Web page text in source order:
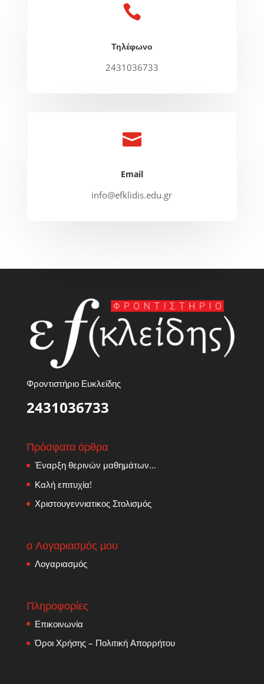

Τηλέφωνο
2431036733

Email
info@efklidis.edu.gr
Φροντιστήριο Ευκλείδης
2431036733
Πρόσφατα άρθρα
Έναρξη θερινών μαθημάτων…
Καλή επιτυχία!
Χριστουγεννιατικος Στολισμός
ο Λογαριασμός μου
Λογαριασμός
Πληροφορίες
Επικοινωνία
Όροι Χρήσης – Πολιτική Απορρήτου